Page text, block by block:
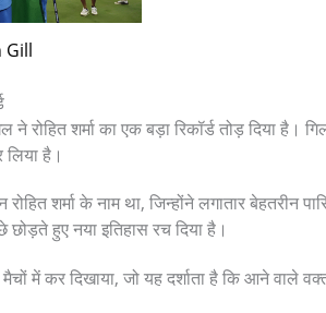
Gill
रोहित शर्मा का एक बड़ा रिकॉर्ड तोड़ दिया
लिया है।
रोहित शर्मा के नाम था, जिन्होंने लगातार
हुए नया इतिहास रच दिया है।
में कर दिखाया, जो यह दर्शाता है कि आने वाले